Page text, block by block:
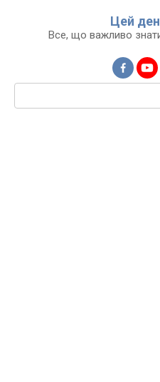
Цей
Все, що важливо
Пошук: